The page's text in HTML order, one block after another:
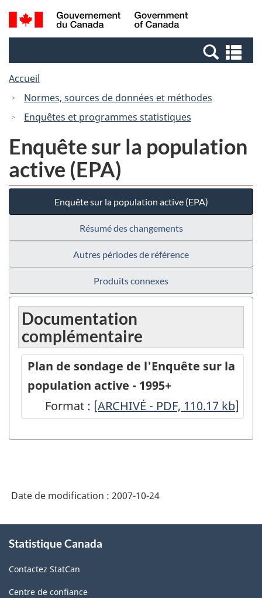
Passer
au
Passer
à
Canada
Recherche
et
et
Accueil
Normes, sources de données et méthodes
Enquêtes et programmes statistiques
Enquête sur la population
active (EPA)
Enquête sur la population active (EPA)
Résumé des changements
Autres périodes de référence
Produits connexes
Documentation
complémentaire
Plan de sondage de l'Enquête sur la
population active - 1995+
Format : Plan
sondage
sur
la
population
[ARCHIVÉ - PDF, 110.17 kb]
Date de modification : 2007-10-24
propos
ce
site
Statistique Canada
Contactez StatCan
Centre de confiance